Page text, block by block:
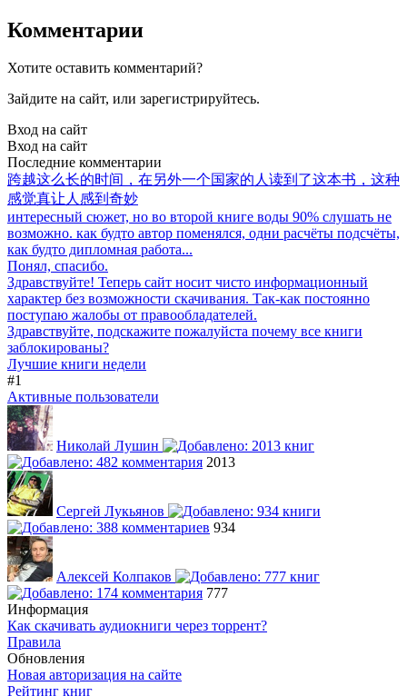
Комментарии
Хотите оставить комментарий?
Зайдите на сайт, или зарегистрируйтесь.
Вход на сайт
Вход на сайт
Последние комментарии
跨越这么长的时间，在另外一个国家的人读到了这本书，这种
感觉真让人感到奇妙
интересный сюжет, но во второй книге воды 90% слушать не
возможно. как будто автор поменялся, одни расчёты подсчёты,
как будто дипломная работа...
Понял, спасибо.
Здравствуйте! Теперь сайт носит чисто информационный
характер без возможности скачивания. Так-как постоянно
поступаю жалобы от правообладателей.
Здравствуйте, подскажите пожалуйста почему все книги
заблокированы?
Лучшие книги недели
#1
Активные пользователи
Николай Лушин
2013
Сергей Лукьянов
934
Алексей Колпаков
777
Информация
Как скачивать аудиокниги через торрент?
Правила
Обновления
Новая авторизация на сайте
Рейтинг книг